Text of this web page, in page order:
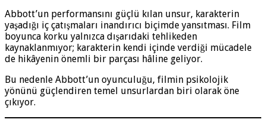
Abbott’un performansını güçlü kılan unsur, karakterin
yaşadığı iç çatışmaları inandırıcı biçimde yansıtması. Film
boyunca korku yalnızca dışarıdaki tehlikeden
kaynaklanmıyor; karakterin kendi içinde verdiği mücadele
de hikâyenin önemli bir parçası hâline geliyor.
Bu nedenle Abbott’un oyunculuğu, filmin psikolojik
yönünü güçlendiren temel unsurlardan biri olarak öne
çıkıyor.